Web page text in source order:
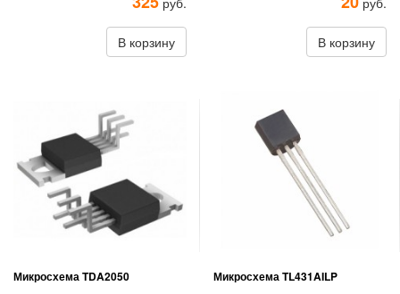
В корзину В корзину
Микросхема TDA2050 Микросхема TL431AILP